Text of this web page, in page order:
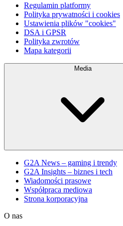
Regulamin platformy
Polityka prywatności i cookies
Ustawienia plików "cookies"
DSA i GPSR
Polityka zwrotów
Mapa kategorii
Media
G2A News – gaming i trendy
G2A Insights – biznes i tech
Wiadomości prasowe
Współpraca mediowa
Strona korporacyjna
O nas